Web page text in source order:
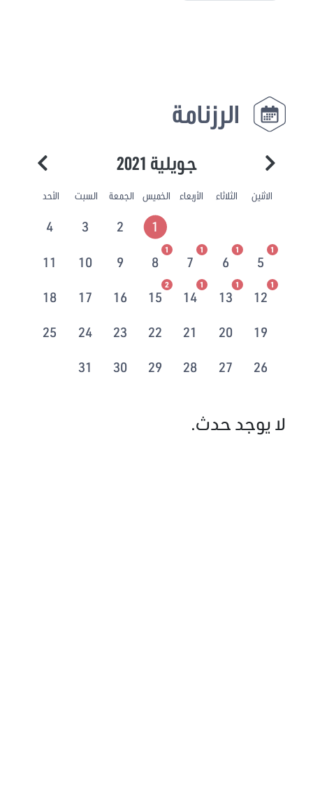
الرزنامة
جويلية 2021
الاثنين الثلاثاء الأربعاء الخميس الجمعة السبت الأحد
1
2
3
4
5
1
6
1
7
1
8
1
9
10
11
12
1
13
1
14
1
15
2
16
17
18
19
20
21
22
23
24
25
26
27
28
29
30
31
لا يوجد حدث.